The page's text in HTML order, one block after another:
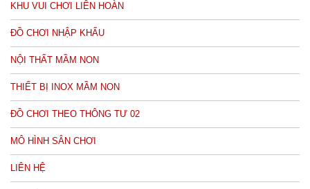
KHU VUI CHƠI LIÊN HOÀN
ĐỒ CHƠI NHẬP KHẨU
NỘI THẤT MẦM NON
THIẾT BỊ INOX MẦM NON
ĐỒ CHƠI THEO THÔNG TƯ 02
MÔ HÌNH SÂN CHƠI
LIÊN HỆ